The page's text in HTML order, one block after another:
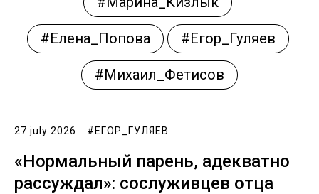
#Елена_Попова #Егор_Гуляев
#Михаил_Фетисов
27 july 2026 #ЕГОР_ГУЛЯЕВ
«Нормальный парень, адекватно
рассуждал»: сослуживцев отца